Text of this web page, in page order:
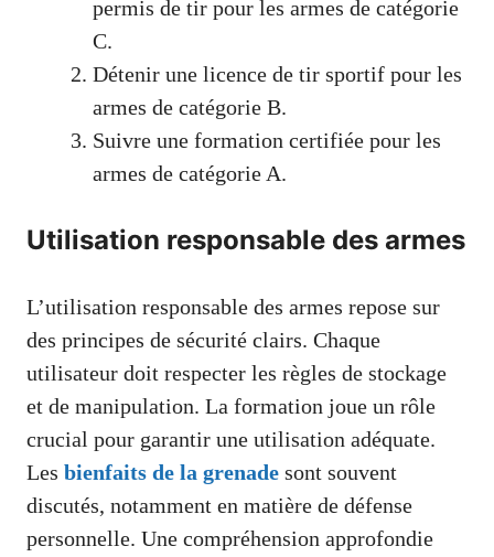
permis de tir pour les armes de catégorie
C.
Détenir une licence de tir sportif pour les
armes de catégorie B.
Suivre une formation certifiée pour les
armes de catégorie A.
Utilisation responsable des armes
L’utilisation responsable des armes repose sur
des principes de sécurité clairs. Chaque
utilisateur doit respecter les règles de stockage
et de manipulation. La formation joue un rôle
crucial pour garantir une utilisation adéquate.
Les bienfaits de la grenade sont souvent
discutés, notamment en matière de défense
personnelle. Une compréhension approfondie